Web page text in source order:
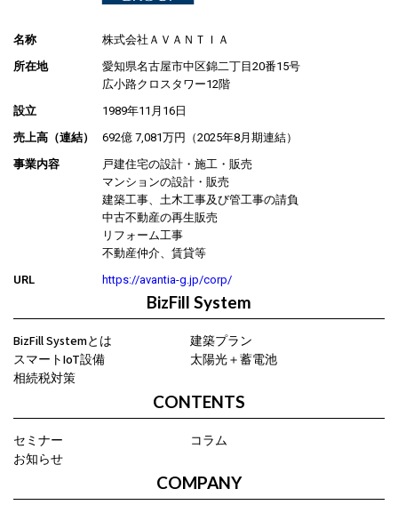
名称
株式会社ＡＶＡＮＴＩＡ
所在地
愛知県名古屋市中区錦二丁目20番15号
広小路クロスタワー12階
設立
1989年11月16日
売上高（連結）
692億 7,081万円（2025年8月期連結）
事業内容
戸建住宅の設計・施工・販売
マンションの設計・販売
建築工事、土木工事及び管工事の請負
中古不動産の再生販売
リフォーム工事
不動産仲介、賃貸等
URL
https://avantia-g.jp/corp/
BizFill System
BizFill Systemとは
建築プラン
スマートIoT設備
太陽光＋蓄電池
相続税対策
CONTENTS
セミナー
コラム
お知らせ
COMPANY